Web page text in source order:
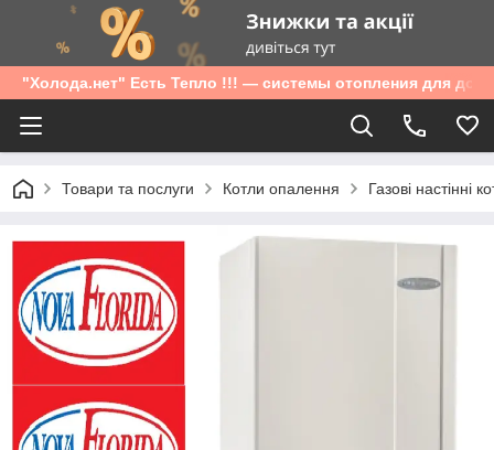
"Холода.нет" Есть Тепло !!! — системы отопления для дома
Товари та послуги Котли опалення Газові настінні